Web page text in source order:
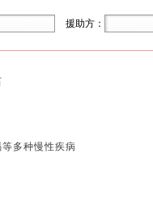
援助方：
等多种慢性疾病